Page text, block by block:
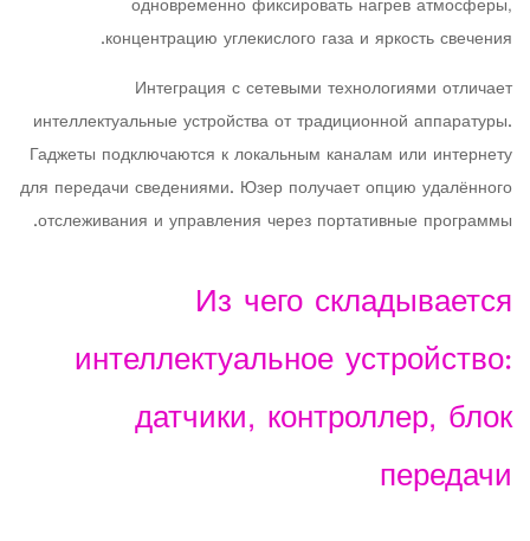
одновременно фиксировать нагрев атмосферы,
концентрацию углекислого газа и яркость свечения.
Интеграция с сетевыми технологиями отличает
интеллектуальные устройства от традиционной аппаратуры.
Гаджеты подключаются к локальным каналам или интернету
для передачи сведениями. Юзер получает опцию удалённого
отслеживания и управления через портативные программы.
Из чего складывается
интеллектуальное устройство:
датчики, контроллер, блок
передачи